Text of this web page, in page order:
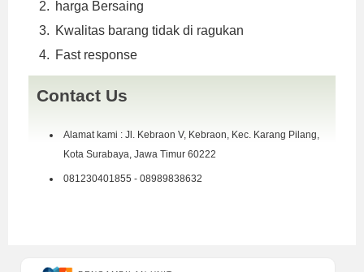
harga Bersaing
Kwalitas barang tidak di ragukan
Fast response
Contact Us
Alamat kami : Jl. Kebraon V, Kebraon, Kec. Karang Pilang,
Kota Surabaya, Jawa Timur 60222
081230401855 - 08989838632